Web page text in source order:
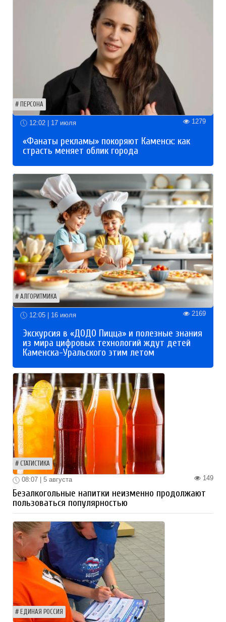
ПЕРСОНА
12:02 | 17 июля 1279
«Фанаты рекламы» покоряют Каменск: как
страсть меняет облик города
АЛГОРИТМИКА
12:05 | 16 июля 2169
Экскурсия в «ДОДО Пицца» и полезные знания
из мира цифровых технологий ждут детей
Каменска-Уральского этим летом
СТАТИСТИКА
149
08:07 | 5 августа
Безалкогольные напитки неизменно продолжают
пользоваться популярностью
ЕДИНАЯ РОССИЯ